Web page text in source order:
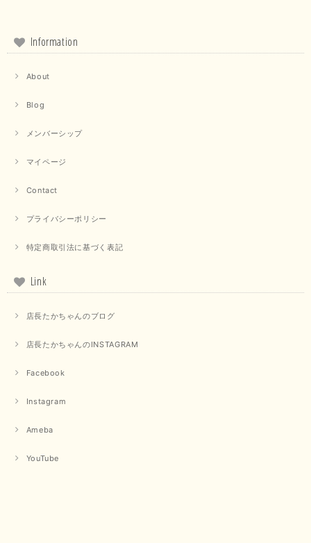
2025/09/18
ラックなので、カジュアルからきれいめまで、様々なコーディネートに合わ
品もお気に召していただけて大変嬉しく思います。 仰る通り
しております。
【trois／トロワ】ポンチフーディーベスト（カーキ）
みになっています 丈感が短いカットソーを探していて、ちょうど見つかり
Information
About
Blog
メンバーシップ
マイページ
Contact
プライバシーポリシー
特定商取引法に基づく表記
Link
店長たかちゃんのブログ
店長たかちゃんのINSTAGRAM
Facebook
Instagram
Ameba
YouTube